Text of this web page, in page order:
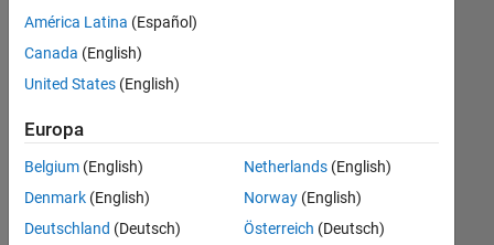
Marketing Services
Business Model Team
Büro- und Verwaltungsdienste
es
keine
offenen
Stellen,
Ihren
Suchkriterien
entsprechen.
können
América Latina (Español)
Canada (English)
United States (English)
Europa
Belgium (English)
Denmark (English)
Deutschland (Deutsch)
Netherlands(English)
Norway(English)
Österreich (Deutsch)